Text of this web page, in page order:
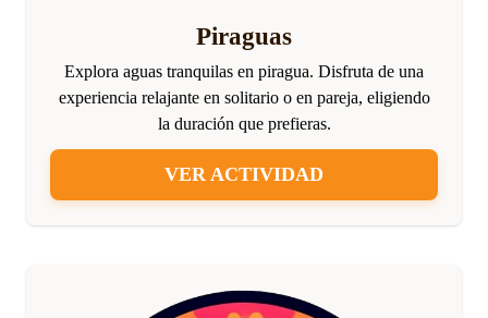
Piraguas
Explora aguas tranquilas en piragua. Disfruta de una
experiencia relajante en solitario o en pareja, eligiendo
la duración que prefieras.
VER ACTIVIDAD